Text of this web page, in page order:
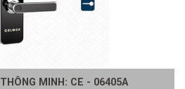
THÔNG MINH: CE - 06405A